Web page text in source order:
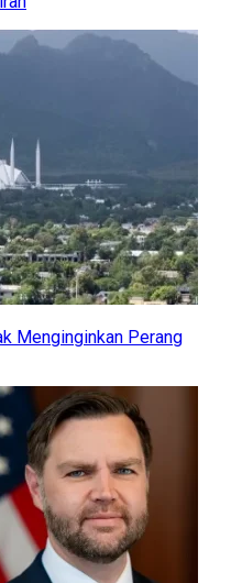
Menginginkan Perang